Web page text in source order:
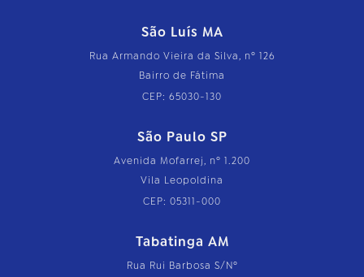
São Luís MA
Rua Armando Vieira da Silva, nº 126
Bairro de Fátima
CEP: 65030-130
São Paulo SP
Avenida Mofarrej, nº 1.200
Vila Leopoldina
CEP: 05311-000
Tabatinga AM
Rua Rui Barbosa S/Nº